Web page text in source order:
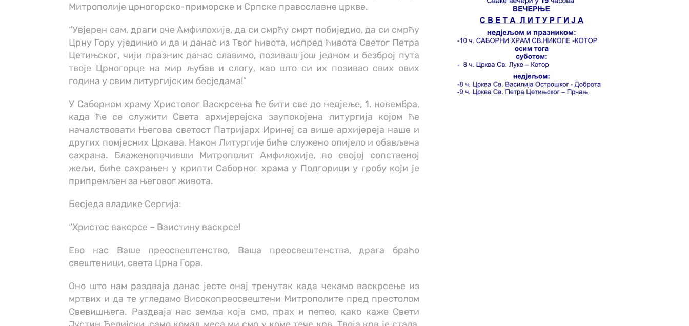
Митрополије црногорско-приморске и Српске православне цркве.
“Увјерен сам, драги оче Амфилохије, да си смрћу смрт побиједио, да си смрћу
Црну Гору ујединио и да и данас из Твог ћивота, испред ћивота Светог Петра
Цетињског, чији празник данас славимо, позиваш још једном и безброј пута
твоје Црногорце на мир љубав и слогу, као што си их позивао свих ових
година у свим литургијским бесједама!”
У Саборном храму Христовог Васкрсења ће бити све до недјеље, 1. новембра,
када ће се служити Света архијерејска заупокојена литургија којом ће
началствовати Његова светост Патријарх Иринеј са више архијереја наше и
других помјесних Цркава. Након Литургије биће служено опијело и обављена
сахрана. Блаженопочивши Митрополит Амфилохије, по својој сопственој
жељи, биће сахрањен у крипти Саборног храма у Подгорици у гробу који је
припремљен за његовог живота.
Бесједа владике Сергија:
“Христос ваксрсе – Ваистину васкрсе!
Ево нас Ваше преосвештенство, Ваша преосвештенства, драга браћо
свештеници, света Црна Гора.
Оно што нам раздваја данас јесте онај тренутак када чекамо васкрсење из
мртвих и да те угледамо Високопреосвештени Митрополите пред престолом
Свевишњега. Раздваја нас земља која смо, прах и пепео, како каже Свети